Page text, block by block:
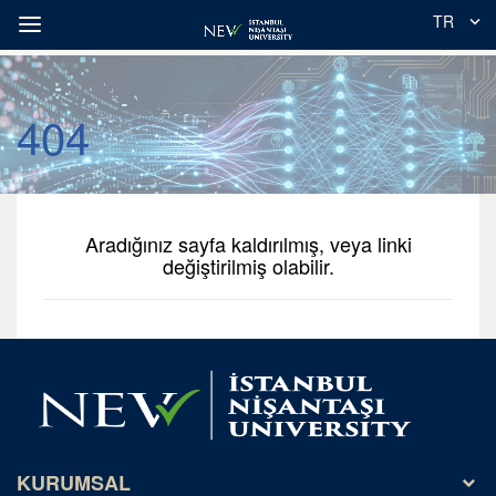
TR
404
Aradığınız sayfa kaldırılmış, veya linki
değiştirilmiş olabilir.
KURUMSAL